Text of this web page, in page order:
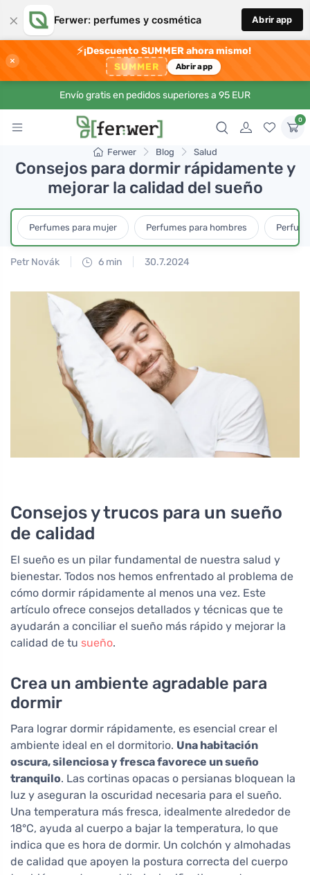
× Ferwer: perfumes y cosmética Abrir app
×
⚡¡Descuento SUMMER ahora mismo!
SUMMER Abrir app
Envío gratis en pedidos superiores a 95 EUR
0
Ferwer Blog Salud
Consejos para dormir rápidamente y
mejorar la calidad del sueño
Perfumes para mujer Perfumes para hombres
Petr Novák 6 min 30.7.2024
Consejos y trucos para un sueño
de calidad
El sueño es un pilar fundamental de nuestra salud y
bienestar. Todos nos hemos enfrentado al problema de
cómo dormir rápidamente al menos una vez. Este
artículo ofrece consejos detallados y técnicas que te
ayudarán a conciliar el sueño más rápido y mejorar la
calidad de tu sueño.
Crea un ambiente agradable para
dormir
Para lograr dormir rápidamente, es esencial crear el
ambiente ideal en el dormitorio. Una habitación
oscura, silenciosa y fresca favorece un sueño
tranquilo. Las cortinas opacas o persianas bloquean la
luz y aseguran la oscuridad necesaria para el sueño.
Una temperatura más fresca, idealmente alrededor de
18°C, ayuda al cuerpo a bajar la temperatura, lo que
indica que es hora de dormir. Un colchón y almohadas
de calidad que apoyen la postura correcta del cuerpo